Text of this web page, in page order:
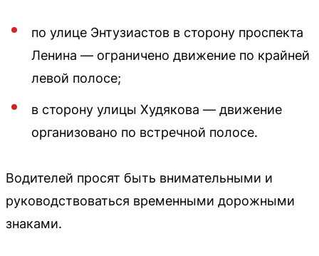
по улице Энтузиастов в сторону проспекта
Ленина — ограничено движение по крайней
левой полосе;
в сторону улицы Худякова — движение
организовано по встречной полосе.
Водителей просят быть внимательными и
руководствоваться временными дорожными
знаками.